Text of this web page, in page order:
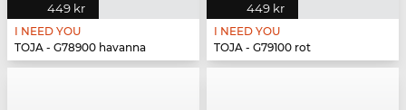
449 kr
I NEED YOU
TOJA - G78900 havanna
449 kr
I NEED YOU
TOJA - G79100 rot